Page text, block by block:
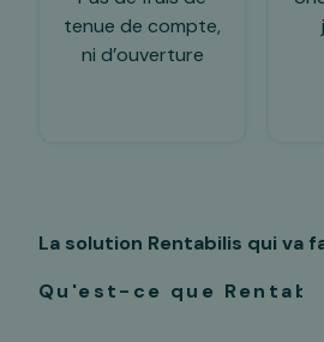
tenue de compte,
ni d’ouverture
La solution Rentabilis qui va
Qu'est-ce que